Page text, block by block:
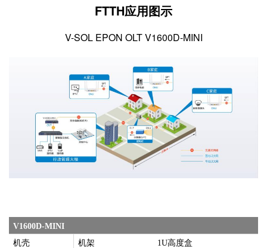
FTTH应用图示
V-SOL EPON OLT V1600D-MINI
V1600D-MINI
机壳
机架
1U高度盒